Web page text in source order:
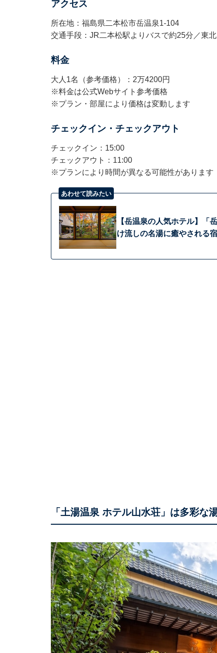
アクセス
所在地：福島県二本松市岳温泉1-104
交通手段：JR二本松駅よりバスで約25分／東
料金
大人1名（参考価格）：2万4200円
※料金は公式Webサイト参考価格
※プラン・部屋により価格は変動します
チェックイン・チェックアウト
チェックイン：15:00
チェックアウト：11:00
※プランにより時間が異なる可能性があります
あわせて読みたい
【岳温泉の人気ホテル】「
け流しの名湯に癒やされる宿
「土湯温泉 ホテル山水荘」は多彩な